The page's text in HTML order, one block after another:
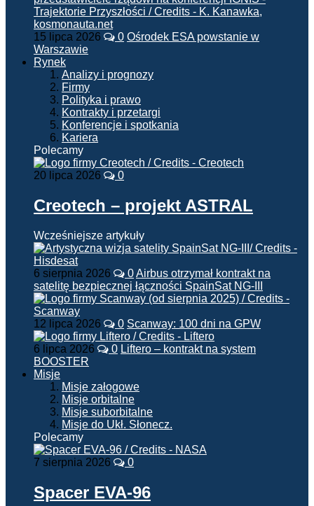
15 lipca 2026 0 Ośrodek ESA powstanie w
Warszawie
Rynek
Analizy i prognozy
Firmy
Polityka i prawo
Kontrakty i przetargi
Konferencje i spotkania
Kariera
Polecamy
20 lipca 2026 0
Creotech – projekt ASTRAL
Wcześniejsze artykuły
6 sierpnia 2026 0Airbus otrzymał kontrakt na
satelitę bezpiecznej łączności SpainSat NG-III
12 lipca 2026 0 Scanway: 100 dni na GPW
6 lipca 2026 0 Liftero – kontrakt na system
BOOSTER
Misje
Misje załogowe
Misje orbitalne
Misje suborbitalne
Misje do Ukł. Słonecz.
Polecamy
7 sierpnia 2026 0
Spacer EVA-96